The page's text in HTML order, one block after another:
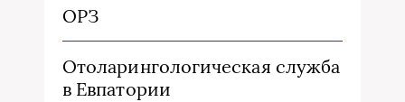
ОРЗ
Отоларингологическая служба
в Евпатории